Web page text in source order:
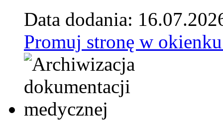
Data dodania:
Promuj stronę w